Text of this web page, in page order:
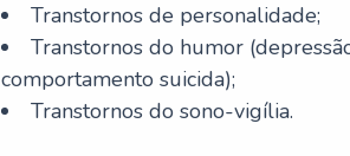
Transtornos de personalidade;
Transtornos do humor
comportamento suicida);
Transtornos do sono-vigília.